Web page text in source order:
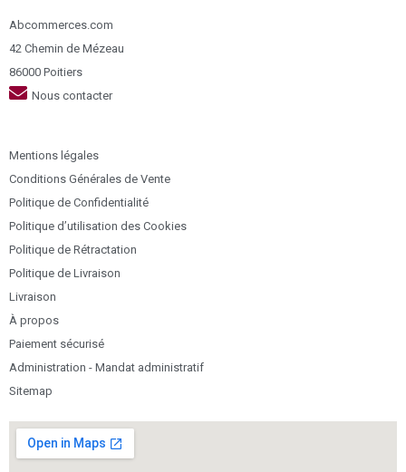
Abcommerces.com
42 Chemin de Mézeau
86000 Poitiers
Nous contacter
Mentions légales
Conditions Générales de Vente
Politique de Confidentialité
Politique d’utilisation des Cookies
Politique de Rétractation
Politique de Livraison
Livraison
À propos
Paiement sécurisé
Administration - Mandat administratif
Sitemap